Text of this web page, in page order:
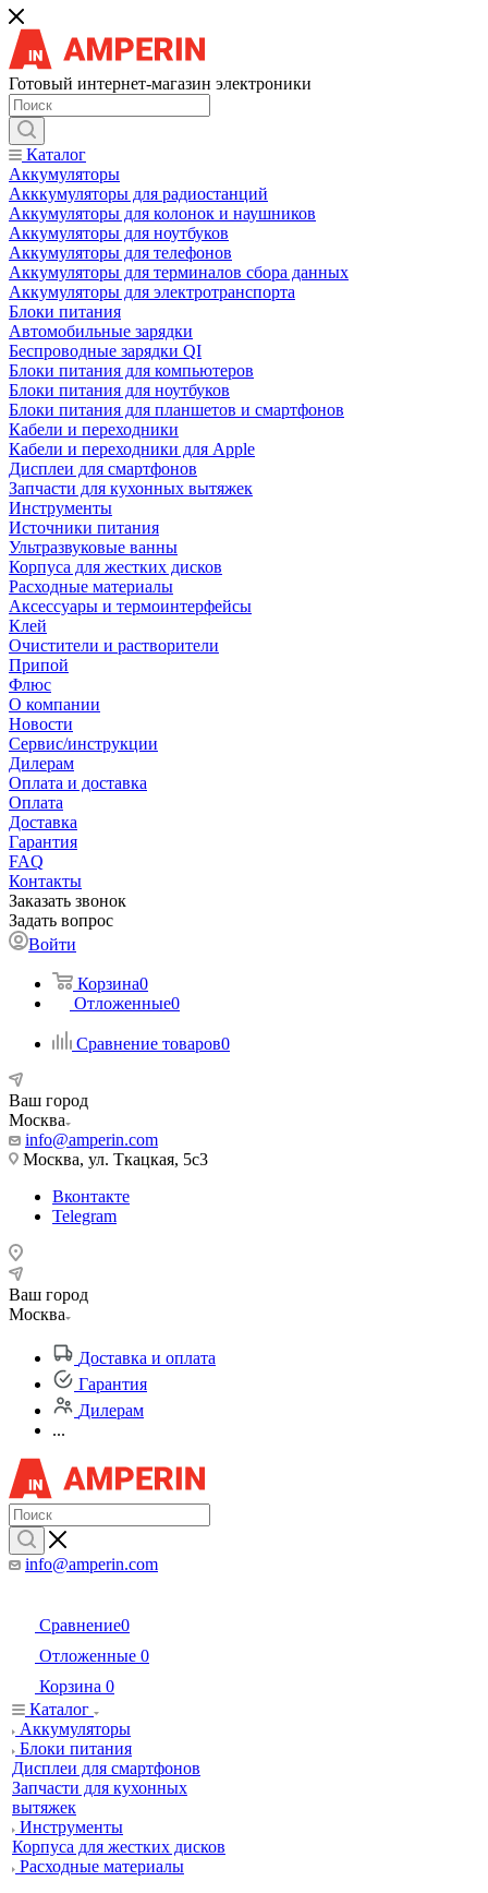
Готовый интернет-магазин электроники
Каталог
Аккумуляторы
Акккумуляторы для радиостанций
Аккумуляторы для колонок и наушников
Аккумуляторы для ноутбуков
Аккумуляторы для телефонов
Аккумуляторы для терминалов сбора данных
Аккумуляторы для электротранспорта
Блоки питания
Автомобильные зарядки
Беспроводные зарядки QI
Блоки питания для компьютеров
Блоки питания для ноутбуков
Блоки питания для планшетов и смартфонов
Кабели и переходники
Кабели и переходники для Apple
Дисплеи для смартфонов
Запчасти для кухонных вытяжек
Инструменты
Источники питания
Ультразвуковые ванны
Корпуса для жестких дисков
Расходные материалы
Аксессуары и термоинтерфейсы
Клей
Очистители и растворители
Припой
Флюс
О компании
Новости
Сервис/инструкции
Дилерам
Оплата и доставка
Оплата
Доставка
Гарантия
FAQ
Контакты
Заказать звонок
Задать вопрос
Войти
Корзина0
Отложенные0
Сравнение товаров0
Ваш город
Москва
info@amperin.com
Москва, ул. Ткацкая, 5с3
Вконтакте
Telegram
Ваш город
Москва
Доставка и оплата
Гарантия
Дилерам
...
info@amperin.com
Сравнение0
Отложенные 0
Корзина 0
Каталог
Аккумуляторы
Блоки питания
Дисплеи для смартфонов
Запчасти для кухонных
вытяжек
Инструменты
Корпуса для жестких дисков
Расходные материалы